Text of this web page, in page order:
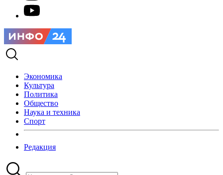
Экономика
Культура
Политика
Общество
Наука и техника
Спорт
Редакция